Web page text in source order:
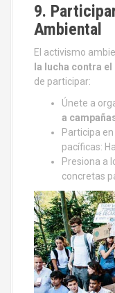
9.
Ambiental
El activismo
la lucha contra
de participar:
Únete a
a
Participa
pacíficas:
Presiona a
concretas